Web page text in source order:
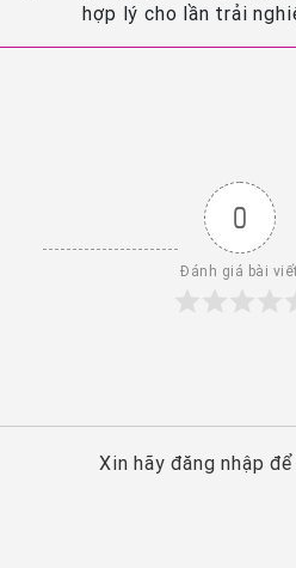
hợp lý cho lần trải
0
Đánh giá bài viết
Xin hãy đăng nhập